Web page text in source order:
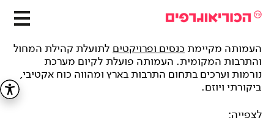
העמותה מקיימת כנסים ופרויקטים לתועלת קהילת המחול
והתרבות המקומית. העמותה פועלת לקיום מערכת
נורמות וערכים בתחום התרבות בארץ ומהווה כוח אקטיבי,
ביקורתי ויוזם.
לצפייה: